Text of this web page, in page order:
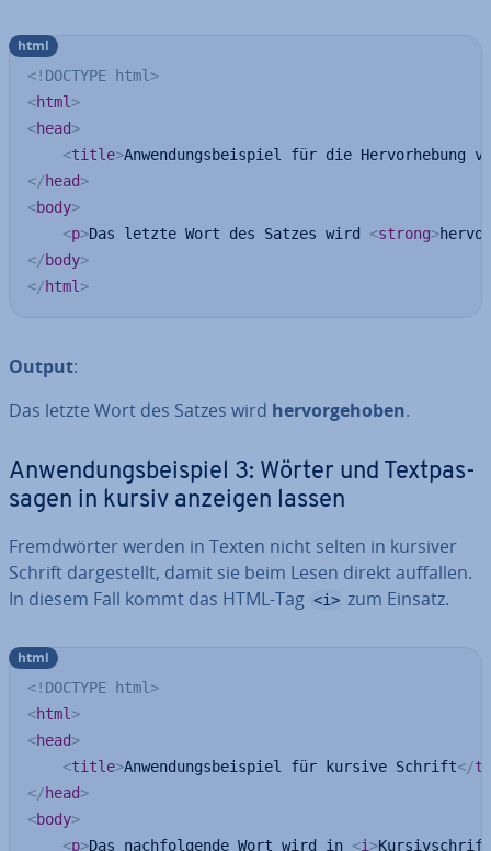
<! DOCTYPE html >
<html >
<head>
<title>Anwendungsbeispiel für die Hervorhebung
</head>
<body>
<p>Das letzte Wort des Satzes wird <strong>
</body>
</html >
html
Output:
Das letzte Wort des Satzes wird her­vor­ge­ho­ben.
An­wen­dungs­bei­spiel 3: Wörter und Text­pas­
sa­gen in kursiv anzeigen lassen
Fremd­wör­ter werden in Texten nicht selten in kursiver
Schrift dar­ge­stellt, damit sie beim Lesen direkt auffallen.
In diesem Fall kommt das HTML-Tag <i> zum Einsatz.
<! DOCTYPE html >
<html >
<head>
<title>Anwendungsbeispiel für kursive Schrift</
</head>
<body>
<p>Das nachfolgende Wort wird in <i >Kursivschrift
html